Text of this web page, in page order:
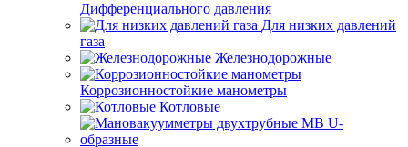
Дифференциального давления
Для низких давлений
газа
Железнодорожные
Коррозионностойкие манометры
Котловые